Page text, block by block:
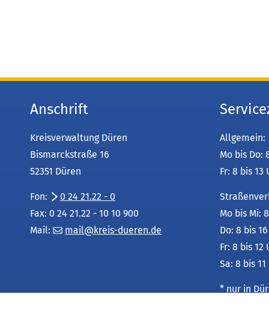
Anschrift
Kreisverwaltung Düren
Bismarckstraße 16
52351 Düren
Fon:
0 24 21.22 - 0
Fax: 0 24 21.22 - 10 10 900
Mail:
mail kreis-dueren de
Allgemein:
Mo bis Do:
Fr: 8 bis 13
Mo bis Mi:
Do: 8 bis
Fr: 8 bis 12
Sa: 8 bis
* nur in